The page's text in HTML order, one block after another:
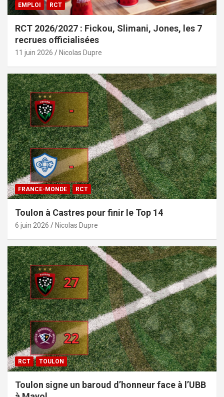
EMPLOI RCT
RCT 2026/2027 : Fickou, Slimani, Jones, les 7
recrues officialisées
11 juin 2026 Nicolas Dupre
FRANCE-MONDE RCT
Toulon à Castres pour finir le Top 14
6 juin 2026 Nicolas Dupre
RCT TOULON
Toulon signe un baroud d’honneur face à l’UBB